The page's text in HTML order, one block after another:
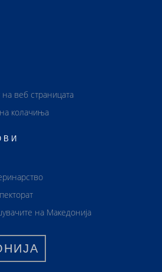
веб страницата
колачиња
на Македонија